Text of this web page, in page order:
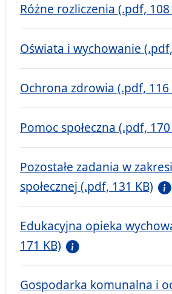
Różne rozliczenia (.pdf, 108
Oświata i wychowanie
Ochrona zdrowia (.pdf, 116
Pomoc społeczna (.pdf, 170
Pozostałe zadania w
społecznej (.pdf, 131 KB)
Edukacyjna opieka
171 KB)
Gospodarka komunalna i